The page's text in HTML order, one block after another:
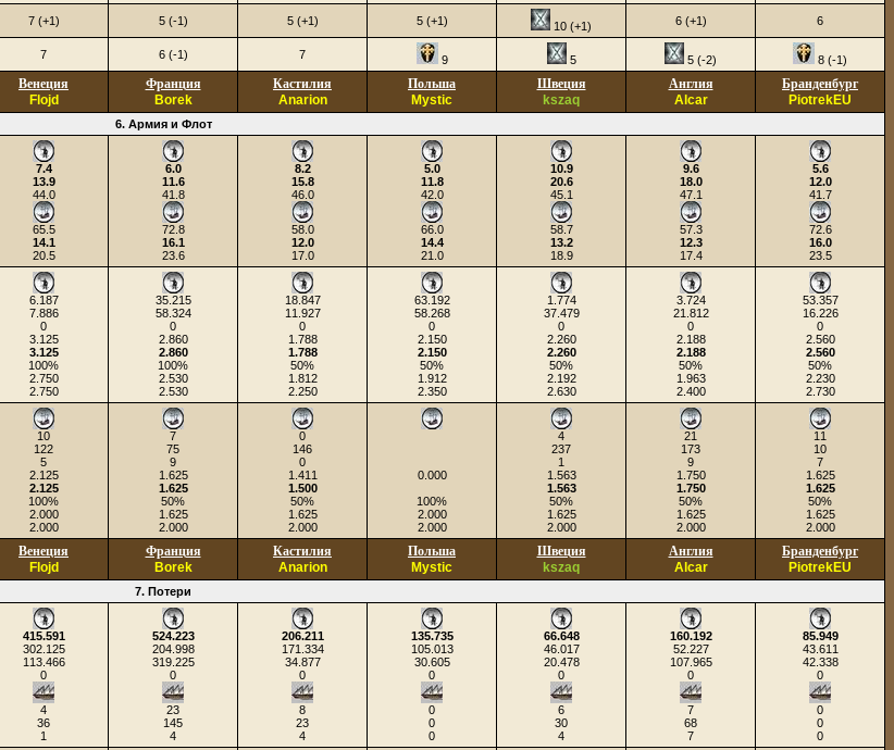
7 (+1) 5 (-1) 5 (+1) 5 (+1) 10 (+1) 6 (+1) 6
7 6 (-1) 7 9 5 5 (-2) 8 (-1)
Венеция
Flojd
Франция
Borek
Кастилия
Anarion
Польша
Mystic
Швеция
kszaq
Англия
Alcar
Бранденбург
PiotrekEU
6. Армия и Флот
7.4
13.9
44.0
65.5
14.1
20.5
6.0
11.6
41.8
72.8
16.1
23.6
8.2
15.8
46.0
58.0
12.0
17.0
5.0
11.8
42.0
66.0
14.4
21.0
10.9
20.6
45.1
58.7
13.2
18.9
9.6
18.0
47.1
57.3
12.3
17.4
5.6
12.0
41.7
72.6
16.0
23.5
6.187
7.886
0
3.125
3.125
100%
2.750
2.750
35.215
58.324
0
2.860
2.860
100%
2.530
2.530
18.847
11.927
0
1.788
1.788
50%
1.812
2.250
63.192
58.268
0
2.150
2.150
50%
1.912
2.350
1.774
37.479
0
2.260
2.260
50%
2.192
2.630
3.724
21.812
0
2.188
2.188
50%
1.963
2.400
53.357
16.226
0
2.560
2.560
50%
2.230
2.730
10
122
5
2.125
2.125
100%
2.000
2.000
7
75
9
1.625
1.625
50%
1.625
2.000
0
146
0
1.411
1.500
50%
1.625
2.000
0.000
100%
2.000
2.000
4
237
1
1.563
1.563
50%
1.625
2.000
21
173
9
1.750
1.750
50%
1.625
2.000
11
10
7
1.625
1.625
50%
1.625
2.000
Венеция
Flojd
Франция
Borek
Кастилия
Anarion
Польша
Mystic
Швеция
kszaq
Англия
Alcar
Бранденбург
PiotrekEU
7. Потери
415.591
302.125
113.466
0
4
36
1
524.223
204.998
319.225
0
23
145
4
206.211
171.334
34.877
0
8
23
4
135.735
105.013
30.605
0
0
0
0
66.648
46.017
20.478
0
6
30
4
160.192
52.227
107.965
0
7
68
7
85.949
43.611
42.338
0
0
0
0